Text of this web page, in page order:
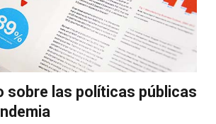
sobre las políticas públicas